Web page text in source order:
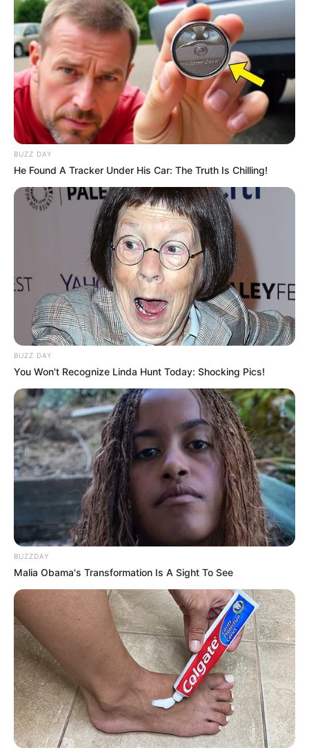
BUZZ DAY
He Found A Tracker Under His Car: The Truth Is Chilling!
BUZZ DAY
You Won't Recognize Linda Hunt Today: Shocking Pics!
BUZZDAY
Malia Obama's Transformation Is A Sight To See